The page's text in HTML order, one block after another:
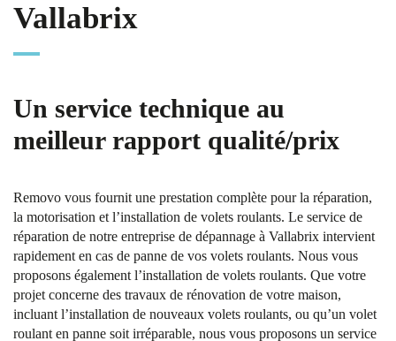
Vallabrix
Un service technique au
meilleur rapport qualité/prix
Removo vous fournit une prestation complète pour la réparation,
la motorisation et l’installation de volets roulants. Le service de
réparation de notre entreprise de dépannage à Vallabrix intervient
rapidement en cas de panne de vos volets roulants. Nous vous
proposons également l’installation de volets roulants. Que votre
projet concerne des travaux de rénovation de votre maison,
incluant l’installation de nouveaux volets roulants, ou qu’un volet
roulant en panne soit irréparable, nous vous proposons un service